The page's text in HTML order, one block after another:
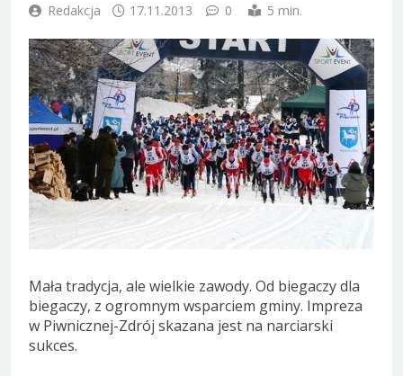
Redakcja 17.11.2013 0 5 min.
Mała tradycja, ale wielkie zawody. Od biegaczy dla
biegaczy, z ogromnym wsparciem gminy. Impreza
w Piwnicznej-Zdrój skazana jest na narciarski
sukces.